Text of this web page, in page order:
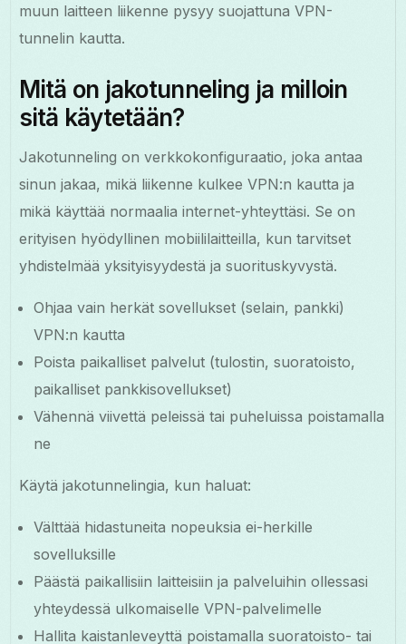
muun laitteen liikenne pysyy suojattuna VPN-
tunnelin kautta.
Mitä on jakotunneling ja milloin
sitä käytetään?
Jakotunneling on verkkokonfiguraatio, joka antaa
sinun jakaa, mikä liikenne kulkee VPN:n kautta ja
mikä käyttää normaalia internet-yhteyttäsi. Se on
erityisen hyödyllinen mobiililaitteilla, kun tarvitset
yhdistelmää yksityisyydestä ja suorituskyvystä.
Ohjaa vain herkät sovellukset (selain, pankki)
VPN:n kautta
Poista paikalliset palvelut (tulostin, suoratoisto,
paikalliset pankkisovellukset)
Vähennä viivettä peleissä tai puheluissa poistamalla
ne
Käytä jakotunnelingia, kun haluat:
Välttää hidastuneita nopeuksia ei-herkille
sovelluksille
Päästä paikallisiin laitteisiin ja palveluihin ollessasi
yhteydessä ulkomaiselle VPN-palvelimelle
Hallita kaistanleveyttä poistamalla suoratoisto- tai